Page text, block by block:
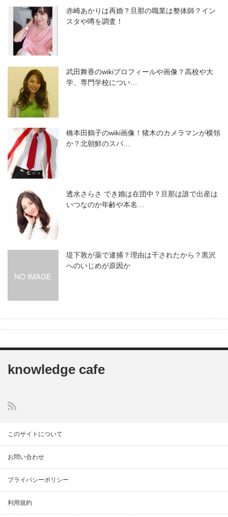
赤崎あかりは再婚？旦那の職業は整体師？イン
スタや噂を調査！
武田舞香のwikiプロフィールや画像？高校や大
学、専門学校につい…
橋本田鶴子のwiki画像！猪木のカメラマンが横領
か？北朝鮮のスパ…
透水さらさ でき婚は在団中？旦那は誰で出産は
いつなのか年齢や本名…
堤下敦が薬で逮捕？理由は干されたから？黒沢
へのいじめが原因か
knowledge cafe
このサイトについて
お問い合わせ
プライバシーポリシー
利用規約